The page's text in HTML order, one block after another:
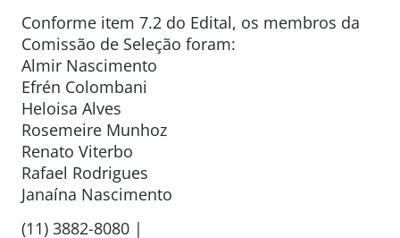
Conforme item 7.2 do Edital, os membros da
Comissão de Seleção foram:
Almir Nascimento
Efrén Colombani
Heloisa Alves
Rosemeire Munhoz
Renato Viterbo
Rafael Rodrigues
Janaína Nascimento
(11) 3882-8080 |